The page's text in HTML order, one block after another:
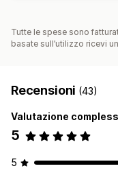
Tutte le spese sono
basate sull’utilizzo ricevi
Recensioni (43)
Valutazione
5
5